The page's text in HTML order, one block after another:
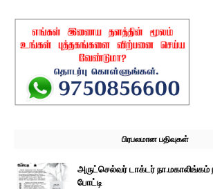
பிரபலமான பதிவுகள்
அருட்செல்வர் டாக்டர் நா.மகாலிங்கம்
போட்டி